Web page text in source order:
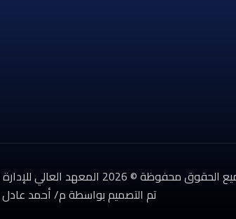
محفوظة © 2026 المعهد العالي للإدارة والمحاسبة بسوهاج
تم التصميم بواسطة م/ أحمد عادل